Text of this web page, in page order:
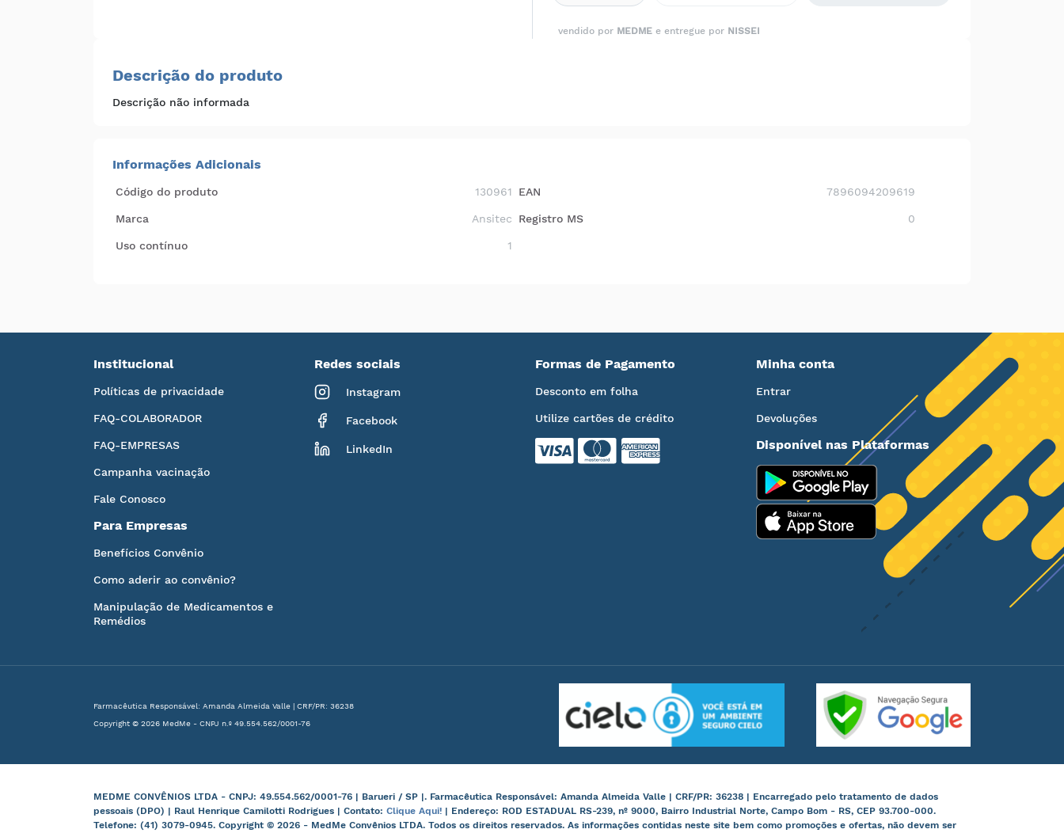
vendido por MEDME e entregue por NISSEI
Descrição do produto
Descrição não informada
Informações Adicionais
Código do produto 130961 EAN 7896094209619
Marca Ansitec Registro MS 0
Uso contínuo 1
Institucional
Políticas de privacidade
FAQ-COLABORADOR
FAQ-EMPRESAS
Campanha vacinação
Fale Conosco
Para Empresas
Benefícios Convênio
Como aderir ao convênio?
Manipulação de Medicamentos e
Remédios
Redes sociais
Instagram
Facebook
LinkedIn
Formas de Pagamento
Desconto em folha
Utilize cartões de crédito
Minha conta
Entrar
Devoluções
Disponível nas Plataformas
Farmacêutica Responsável: Amanda Almeida Valle | CRF/PR: 36238
Copyright © 2026 MedMe - CNPJ n.º 49.554.562/0001-76
MEDME CONVÊNIOS LTDA - CNPJ: 49.554.562/0001-76 | Barueri / SP |. Farmacêutica Responsável: Amanda Almeida Valle | CRF/PR: 36238 | Encarregado pelo tratamento de dados
pessoais (DPO) | Raul Henrique Camilotti Rodrigues | Contato: Clique Aqui! | Endereço: ROD ESTADUAL RS-239, nº 9000, Bairro Industrial Norte, Campo Bom - RS, CEP 93.700-000.
Telefone: (41) 3079-0945. Copyright © 2026 - MedMe Convênios LTDA. Todos os direitos reservados. As informações contidas neste site bem como promoções e ofertas, não devem ser